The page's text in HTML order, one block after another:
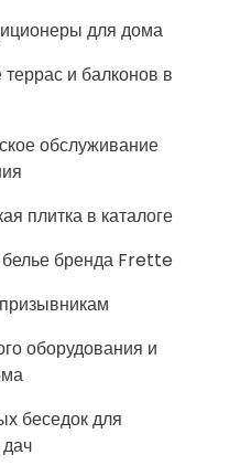
для дома
и балконов в
обслуживание
плитка в каталоге
белье бренда Frette
оборудования и
беседок для